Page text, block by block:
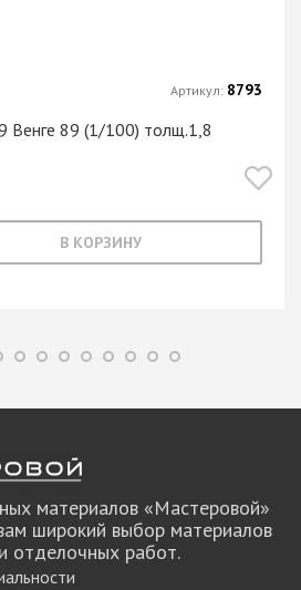
Венге 89 (1/100) толщ.1,8
В КОРЗИНУ
Артикул: 8793
материалов «Мастеровой»
широкий выбор материалов
отделочных работ.